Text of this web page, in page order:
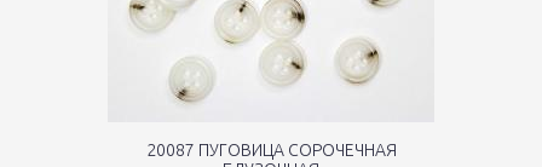
20087 ПУГОВИЦА СОРОЧЕЧНАЯ